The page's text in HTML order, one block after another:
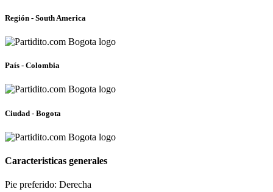
Región - South America
País - Colombia
Ciudad - Bogota
Caracteristicas generales
Pie preferido: Derecha